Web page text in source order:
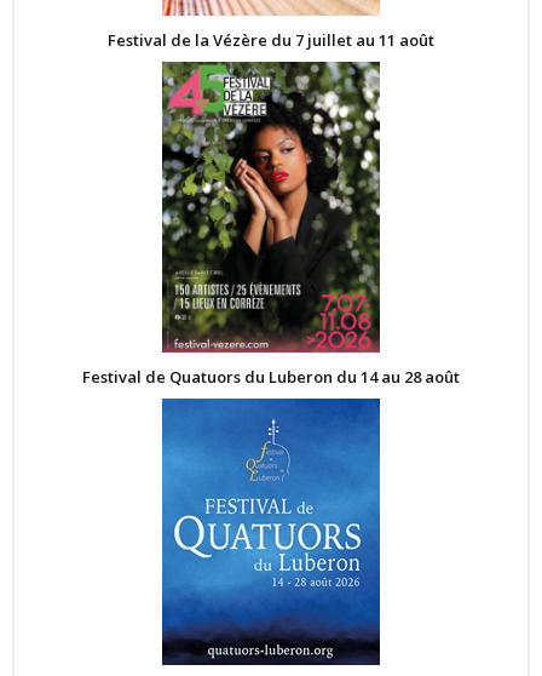
Festival de la Vézère du 7 juillet au 11 août
Festival de Quatuors du Luberon du 14 au 28 août